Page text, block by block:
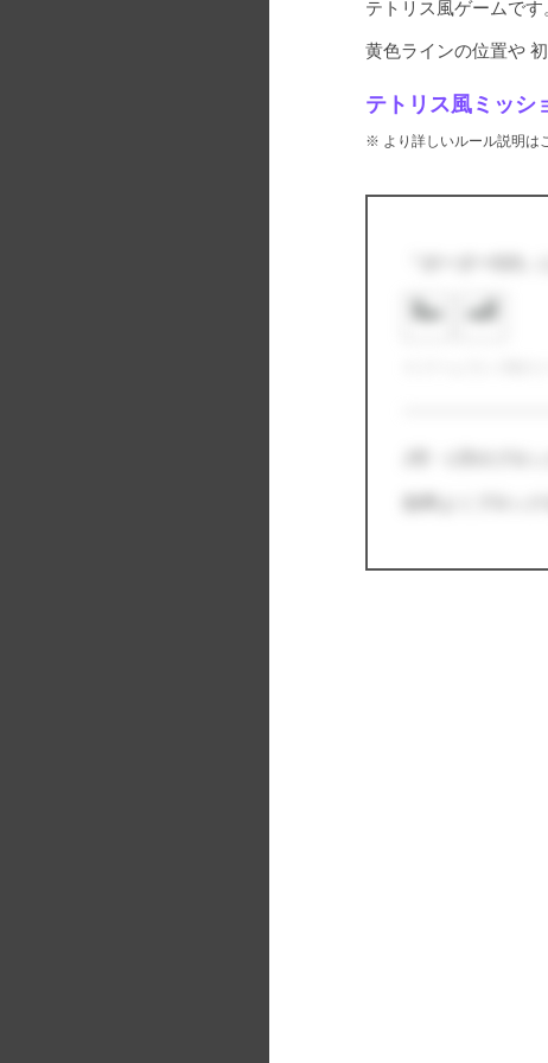
テトリス ゲームです
黄色ラインの位置や
テトリス風ミッシ
※ より詳しいルール説明は
※ ゲームプレイ時の